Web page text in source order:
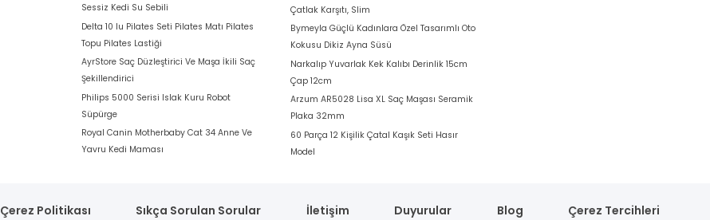
Sessiz Kedi Su Sebili
Delta 10 lu Pilates Seti Pilates Matı Pilates
Topu Pilates Lastiği
AyrStore Saç Düzleştirici Ve Maşa İkili Saç
Şekillendirici
Philips 5000 Serisi Islak Kuru Robot
Süpürge
Royal Canin Motherbaby Cat 34 Anne Ve
Yavru Kedi Maması
Çatlak Karşıtı, Slim
Bymeyla Güçlü Kadınlara Özel Tasarımlı Oto
Kokusu Dikiz Ayna Süsü
Narkalıp Yuvarlak Kek Kalıbı Derinlik 15cm
Çap 12cm
Arzum AR5028 Lisa XL Saç Maşası Seramik
Plaka 32mm
60 Parça 12 Kişilik Çatal Kaşık Seti Hasır
Model
Çerez Politikası Sıkça Sorulan Sorular İletişim Duyurular Blog Çerez Tercihleri